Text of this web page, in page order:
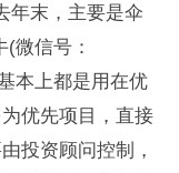
年末，主要是伞
微信号：
本上都是用在优
优先项目，直接
投资顾问控制，